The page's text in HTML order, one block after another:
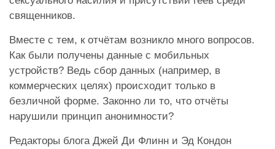
священников.
Вместе с тем, к отчётам возникло много вопросов.
Как были получены данные с мобильных
устройств? Ведь сбор данных (например, в
коммерческих целях) происходит только в
безличной форме. Законно ли то, что отчёты
нарушили принцип анонимности?
Редакторы блога Джей Ди Флинн и Эд Кондон